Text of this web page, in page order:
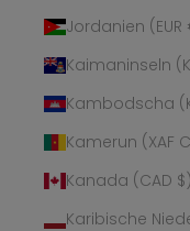
Jordanien (EUR
Kaimaninseln
Kambodscha
Kamerun (XAF
Kanada (CAD $)
Karibische